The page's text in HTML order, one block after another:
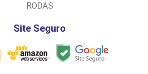
RODAS
Site Seguro